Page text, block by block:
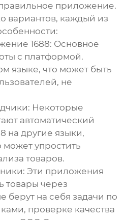
приложение.
вариантов, каждый из
1688: Основное
с платформой.
языке, что может быть
не
Некоторые
автоматический
на другие языки,
может упростить
товаров.
Эти приложения
товары через
берут на себя задачи по
проверке качества